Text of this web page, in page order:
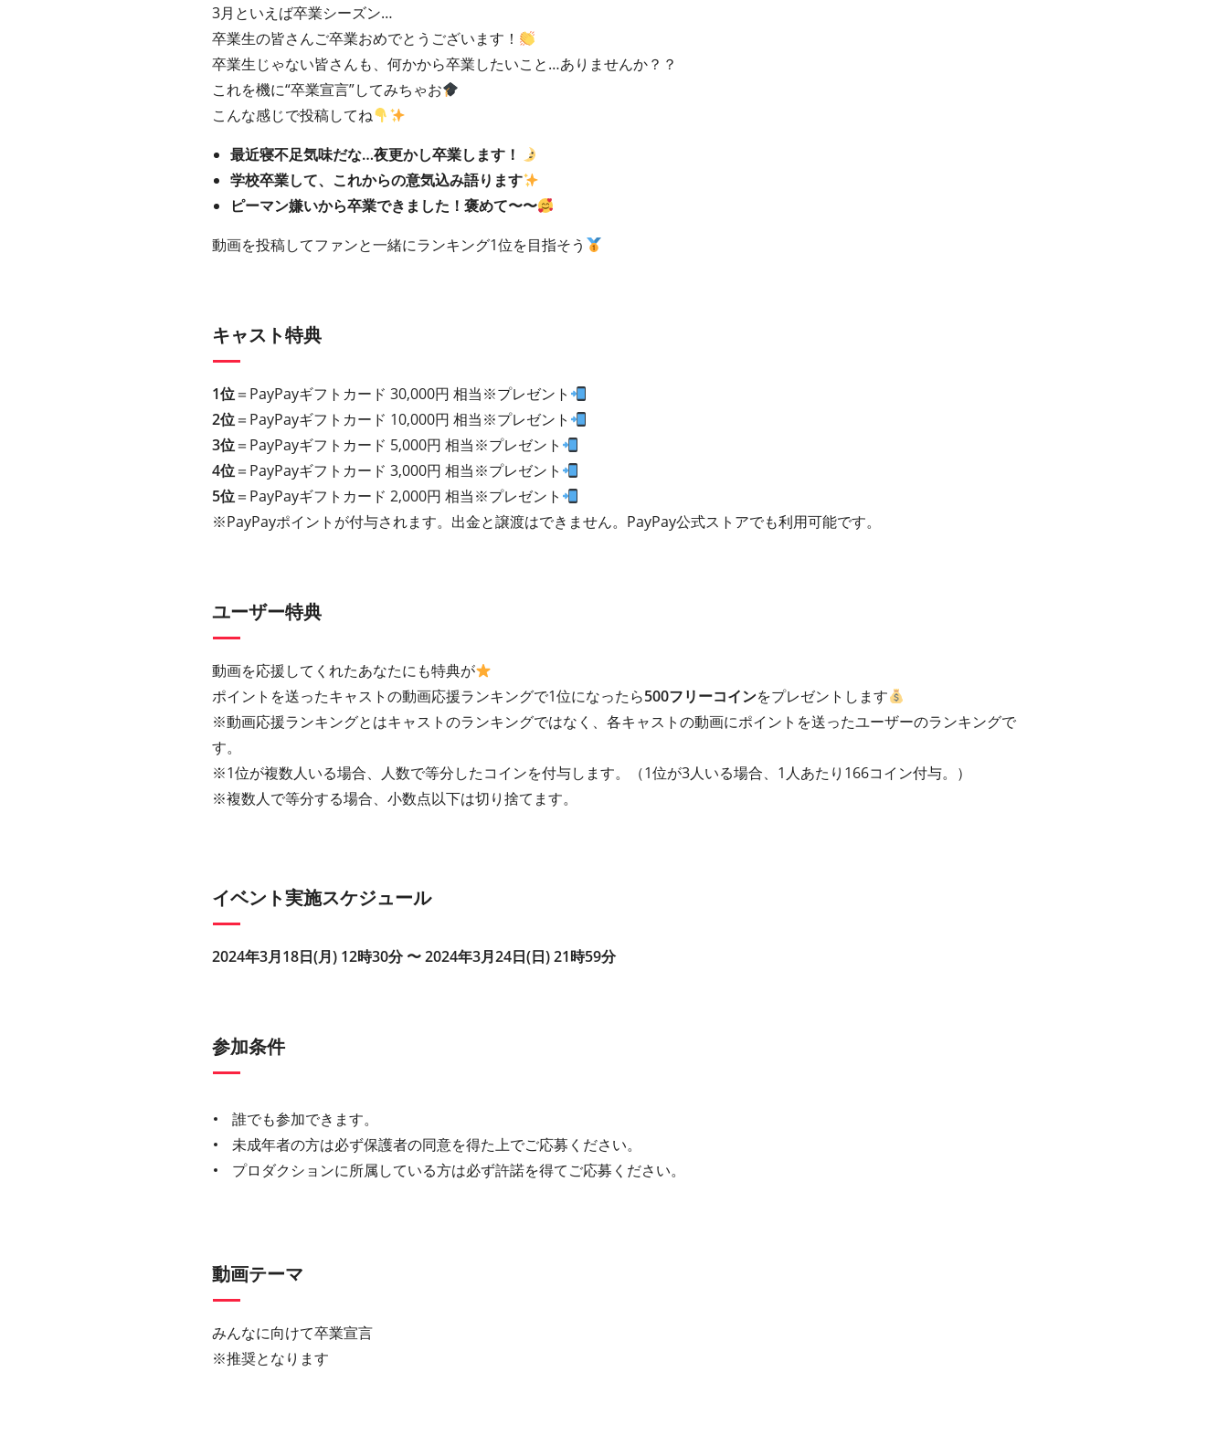
3月といえば卒業シーズン…
卒業生の皆さんご卒業おめでとうございます！
卒業生じゃない皆さんも、何かから卒業したいこと…ありませんか？？
これを機に“卒業宣言”してみちゃお
こんな感じで投稿してね
最近寝不足気味だな…夜更かし卒業します！
学校卒業して、これからの意気込み語ります
ピーマン嫌いから卒業できました！褒めて〜〜
動画を投稿してファンと一緒にランキング1位を目指そう
キャスト特典
1位＝PayPayギフトカード 30,000円 相当※プレゼント
2位＝PayPayギフトカード 10,000円 相当※プレゼント
3位＝PayPayギフトカード 5,000円 相当※プレゼント
4位＝PayPayギフトカード 3,000円 相当※プレゼント
5位＝PayPayギフトカード 2,000円 相当※プレゼント
※PayPayポイントが付与されます。出金と譲渡はできません。PayPay公式ストアでも利用可能です。
ユーザー特典
動画を応援してくれたあなたにも特典が
ポイントを送ったキャストの動画応援ランキングで1位になったら500フリーコインをプレゼントします
※動画応援ランキングとはキャストのランキングではなく、各キャストの動画にポイントを送ったユーザーのランキングで
す。
※1位が複数人いる場合、人数で等分したコインを付与します。（1位が3人いる場合、1人あたり166コイン付与。）
※複数人で等分する場合、小数点以下は切り捨てます。
イベント実施スケジュール
2024年3月18日(月) 12時30分 〜 2024年3月24日(日) 21時59分
参加条件
誰でも参加できます。
未成年者の方は必ず保護者の同意を得た上でご応募ください。
プロダクションに所属している方は必ず許諾を得てご応募ください。
動画テーマ
みんなに向けて卒業宣言
※推奨となります